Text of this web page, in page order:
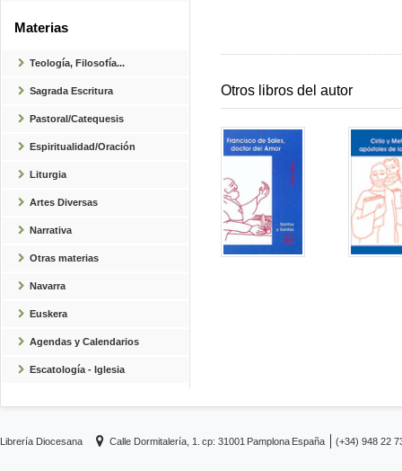
Materias
Teología, Filosofía...
Sagrada Escritura
Pastoral/Catequesis
Espiritualidad/Oración
Liturgia
Artes Diversas
Narrativa
Otras materias
Navarra
Euskera
Agendas y Calendarios
Escatología - Iglesia
Otros libros del autor
Librería Diocesana Calle Dormitalería, 1. cp: 31001 Pamplona España (+34) 948 22